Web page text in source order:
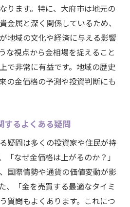
ターンの最新分析
金商品とその理由
最新の投資手法
る最近の成功事例
べき大府市の金相場の未来予
後の金価格予測
場に与える影響
金投資の長期的メリット
価値の相関を探る
見据えた戦略的投資
ります。特に、大府市は地元の
金属と深く関係しているため、
地域の文化や経済に与える影響
な視点から金相場を捉えること
で非常に有益です。地域の歴史
の金価格の予測や投資判断にも
するよくある疑問
疑問は多くの投資家や住民が持
「なぜ金価格は上がるのか？」
国際情勢や通貨の価値変動が影
、「金を売買する最適なタイミ
質問もよくあります。これにつ